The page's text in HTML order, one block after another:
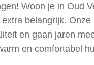
Woon je in Oud
belangrijk. Onze
en gaan jaren
en comfortabel